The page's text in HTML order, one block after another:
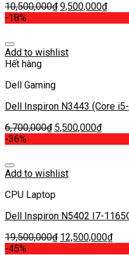
10,500,000₫ 9,500,000₫
-18%
Add to wishlist
Hết hàng
Dell Gaming
Dell Inspiron N3443 (Core
6,700,000₫ 5,500,000₫
-36%
Add to wishlist
CPU Laptop
Dell Inspiron N5402 I7-
19,500,000₫ 12,500,000₫
-45%